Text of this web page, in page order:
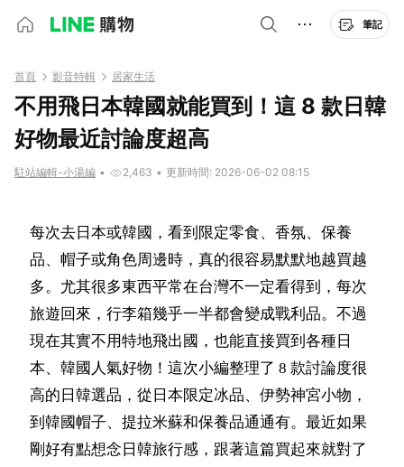
筆記
首頁 影音特輯 居家生活
不用飛日本韓國就能買到！這 8 款日韓
好物最近討論度超高
駐站編輯-小湯編 • 2,463 • 更新時間: 2026-06-02 08:15
每次去日本或韓國，看到限定零食、香氛、保養
品、帽子或角色周邊時，真的很容易默默地越買越
多。尤其很多東西平常在台灣不一定看得到，每次
旅遊回來，行李箱幾乎一半都會變成戰利品。不過
現在其實不用特地飛出國，也能直接買到各種日
本、韓國人氣好物！這次小編整理了 8 款討論度很
高的日韓選品，從日本限定冰品、伊勢神宮小物，
到韓國帽子、提拉米蘇和保養品通通有。最近如果
剛好有點想念日韓旅行感，跟著這篇買起來就對了